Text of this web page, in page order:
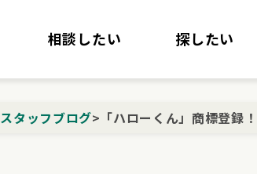
相談したい 探したい
スタッフブログ> 「ハローくん」商標登録！